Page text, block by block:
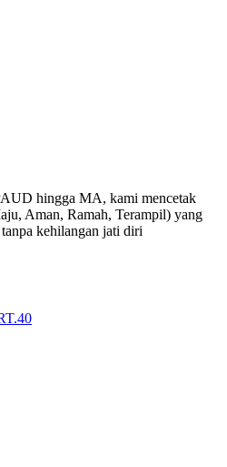
hingga MA, kami mencetak
Aman, Ramah, Terampil) yang
kehilangan jati diri